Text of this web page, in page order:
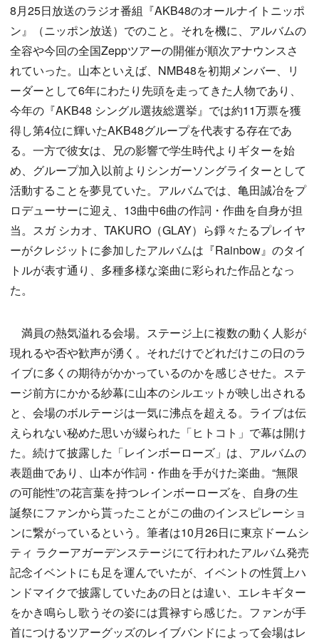
8月25日放送のラジオ番組『AKB48のオールナイトニッポ
ン』（ニッポン放送）でのこと。それを機に、アルバムの
全容や今回の全国Zeppツアーの開催が順次アナウンスさ
れていった。山本といえば、NMB48を初期メンバー、リ
ーダーとして6年にわたり先頭を走ってきた人物であり、
今年の『AKB48 シングル選抜総選挙』では約11万票を獲
得し第4位に輝いたAKB48グループを代表する存在であ
る。一方で彼女は、兄の影響で学生時代よりギターを始
め、グループ加入以前よりシンガーソングライターとして
活動することを夢見ていた。アルバムでは、亀田誠冶をプ
ロデューサーに迎え、13曲中6曲の作詞・作曲を自身が担
当。スガ シカオ、TAKURO（GLAY）ら錚々たるプレイヤ
ーがクレジットに参加したアルバムは『Rainbow』のタイ
トルが表す通り、多種多様な楽曲に彩られた作品となっ
た。
満員の熱気溢れる会場。ステージ上に複数の動く人影が
現れるや否や歓声が湧く。それだけでどれだけこの日のラ
イブに多くの期待がかかっているのかを感じさせた。ステ
ージ前方にかかる紗幕に山本のシルエットが映し出される
と、会場のボルテージは一気に沸点を超える。ライブは伝
えられない秘めた思いが綴られた「ヒトコト」で幕は開け
た。続けて披露した「レインボーローズ」は、アルバムの
表題曲であり、山本が作詞・作曲を手がけた楽曲。“無限
の可能性”の花言葉を持つレインボーローズを、自身の生
誕祭にファンから貰ったことがこの曲のインスピレーショ
ンに繋がっているという。筆者は10月26日に東京ドームシ
ティ ラクーアガーデンステージにて行われたアルバム発売
記念イベントにも足を運んでいたが、イベントの性質上ハ
ンドマイクで披露していたあの日とは違い、エレキギター
をかき鳴らし歌うその姿には貫禄すら感じた。ファンが手
首につけるツアーグッズのレイブバンドによって会場はレ